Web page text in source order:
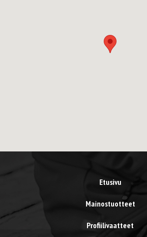
Etusivu
Mainostuotteet
Profiilivaatteet